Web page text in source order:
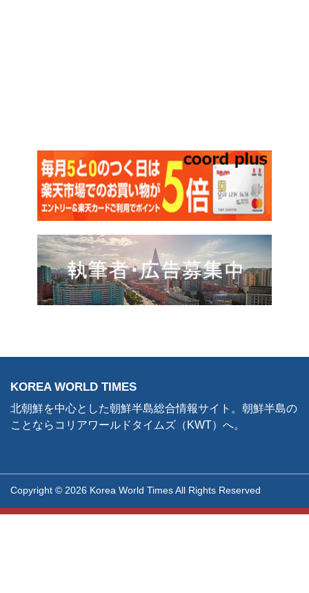
KOREA WORLD TIMES
北朝鮮を中心とした朝鮮半島総合情報サイト。朝鮮半島の
ことならコリアワールドタイムズ（KWT）へ。
Copyright © 2026 Korea World Times All Rights Reserved